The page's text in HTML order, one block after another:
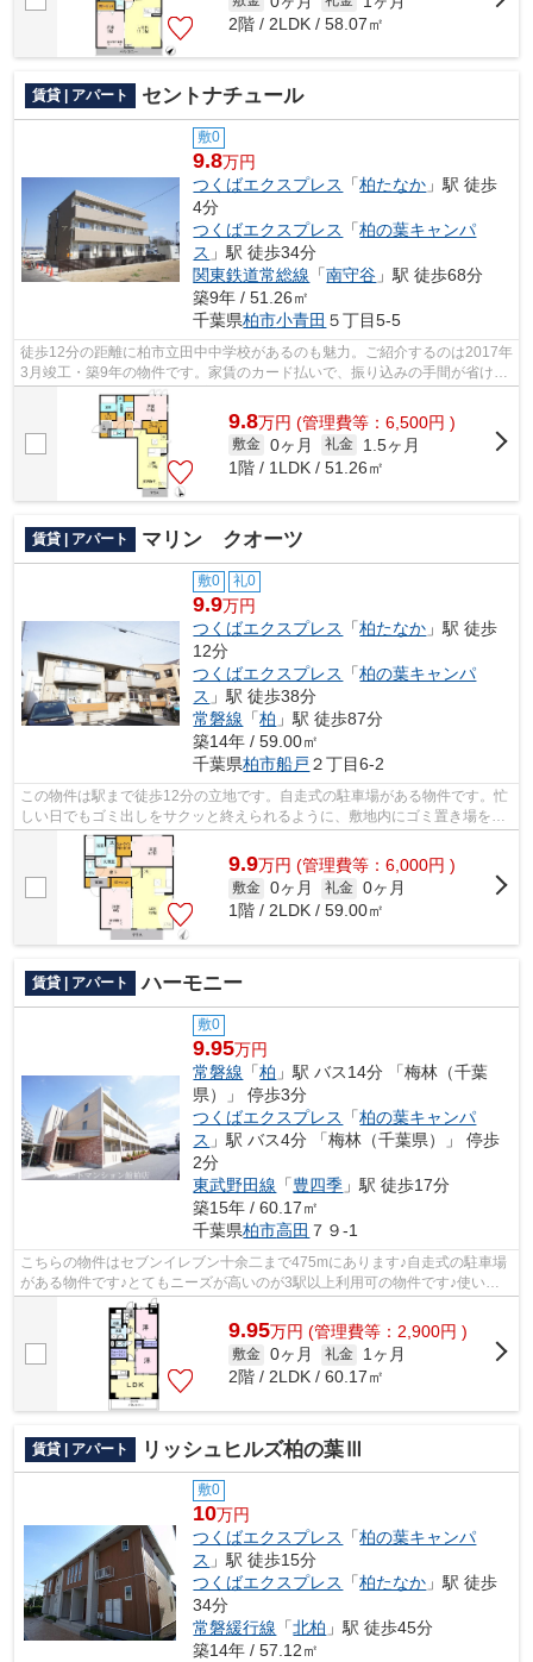
2階 / 2LDK / 58.07㎡
賃貸 | アパート セントナチュール
敷0
9.8万円
つくばエクスプレス
「柏たなか 」駅 徒歩
4分
つくばエクスプレス
「柏の葉キャンパ
ス 」駅 徒歩34分
関東鉄道常総線 「南守谷 」駅 徒歩68分
築9年 / 51.26㎡
千葉県柏市小青田 ５丁目5-5
徒歩12分の距離に柏市立田中中学校があるのも魅力。ご紹介するのは2017年
3月竣工・築9年の物件です。家賃のカード払いで、振り込みの手間が省けま
す。駅まで徒歩4分の位置に立地する、...
9.8万円 (管理費等：6,500円 )
敷金 0ヶ月 礼金
1.5ヶ月
1階 / 1LDK / 51.26㎡
賃貸 | アパート マリン クオーツ
敷0 礼0
9.9万円
つくばエクスプレス
「柏たなか 」駅 徒歩
12分
つくばエクスプレス
「柏の葉キャンパ
ス 」駅 徒歩38分
常磐線 「柏 」駅 徒歩87分
築14年 / 59.00㎡
千葉県柏市船戸 ２丁目6-2
この物件は駅まで徒歩12分の立地です。自走式の駐車場がある物件です。忙
しい日でもゴミ出しをサクッと終えられるように、敷地内にゴミ置き場を設
置しています。こちらの物件はアパー...
9.9万円 (管理費等：6,000円 )
敷金 0ヶ月 礼金 0ヶ月
1階 / 2LDK / 59.00㎡
賃貸 | アパート ハーモニー
敷0
9.95万円
常磐線 「柏 」駅 バス14分 「梅林（千葉
県）」 停歩3分
つくばエクスプレス
「柏の葉キャンパ
ス 」駅 バス4分 「梅林（千葉県）」 停歩
2分
東武野田線 「豊四季 」駅 徒歩17分
築15年 / 60.17㎡
千葉県柏市高田 ７９-1
こちらの物件はセブンイレブン十余二まで475mにあります♪自走式の駐車場
がある物件です♪とてもニーズが高いのが3駅以上利用可の物件です♪使い勝
手の良いアパートでイチオシの物件です♪...
9.95万円 (管理費等：2,900円 )
敷金 0ヶ月 礼金
1ヶ月
2階 / 2LDK / 60.17㎡
賃貸 | アパート リッシュヒルズ柏の葉Ⅲ
敷0
10万円
つくばエクスプレス
「柏の葉キャンパ
ス 」駅 徒歩15分
つくばエクスプレス
「柏たなか 」駅 徒歩
34分
常磐緩行線 「北柏 」駅 徒歩45分
築14年 / 57.12㎡